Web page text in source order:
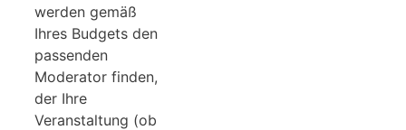
werden gemäß
Ihres Budgets den
passenden
Moderator finden,
der Ihre
Veranstaltung (ob